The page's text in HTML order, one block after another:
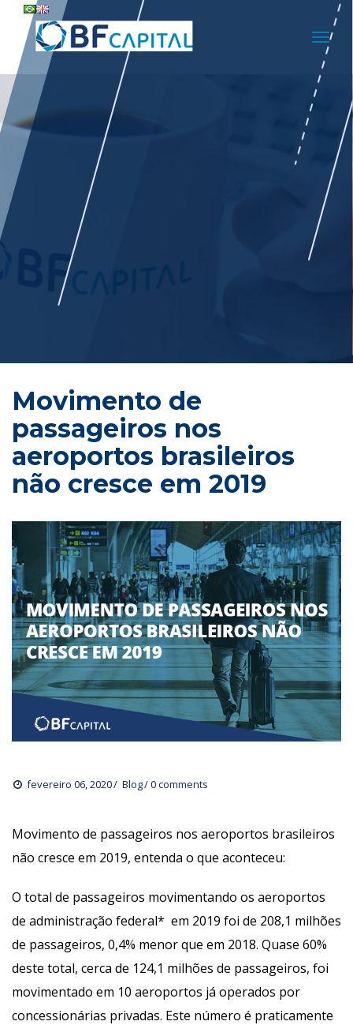
Movimento de
passageiros nos
aeroportos brasileiros
não cresce em 2019
fevereiro 06, 2020 Blog 0 comments
Movimento de passageiros nos aeroportos brasileiros
não cresce em 2019, entenda o que aconteceu:
O total de passageiros movimentando os aeroportos
de administração federal* em 2019 foi de 208,1 milhões
de passageiros, 0,4% menor que em 2018. Quase 60%
deste total, cerca de 124,1 milhões de passageiros, foi
movimentado em 10 aeroportos já operados por
concessionárias privadas. Este número é praticamente